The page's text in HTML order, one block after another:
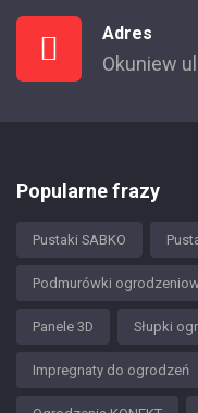
Adres
Okuniew
Popularne frazy
Pustaki SABKO
Podmurówki
Panele 3D Słupki
Impregnaty do ogrodzeń